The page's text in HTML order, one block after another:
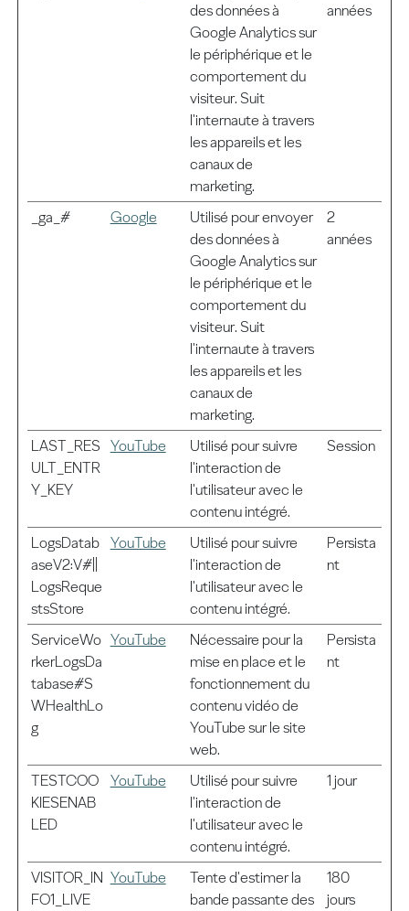
des données à
Google Analytics sur
le périphérique et le
comportement du
visiteur. Suit
l'internaute à travers
les appareils et les
canaux de
marketing.
années
_ga_# Google
Utilisé pour envoyer
des données à
Google Analytics sur
le périphérique et le
comportement du
visiteur. Suit
l'internaute à travers
les appareils et les
canaux de
marketing.
2
années
LAST_RES
ULT_ENTR
Y_KEY
YouTube
Utilisé pour suivre
l'interaction de
l'utilisateur avec le
contenu intégré.
Session
LogsDatab
aseV2:V#||
LogsReque
stsStore
YouTube
Utilisé pour suivre
l'interaction de
l'utilisateur avec le
contenu intégré.
Persista
nt
ServiceWo
rkerLogsDa
tabase#S
WHealthLo
g
YouTube
Nécessaire pour la
mise en place et le
fonctionnement du
contenu vidéo de
YouTube sur le site
web.
Persista
nt
TESTCOO
KIESENAB
LED
YouTube
Utilisé pour suivre
l'interaction de
l'utilisateur avec le
contenu intégré.
1 jour
VISITOR_IN
FO1_LIVE
YouTube
Tente d'estimer la
bande passante des
180
jours